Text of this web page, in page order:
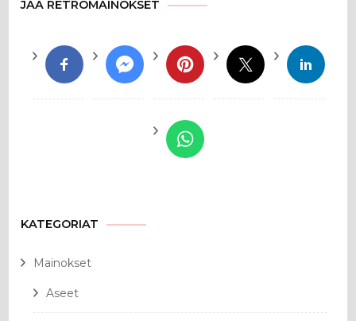
JAA RETROMAINOKSET
KATEGORIAT
Mainokset
Aseet